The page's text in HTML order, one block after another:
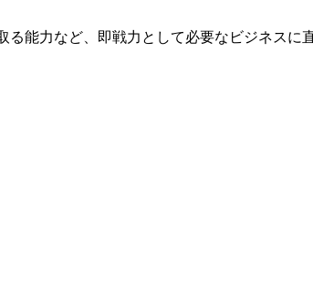
能力など、即戦力として必要なビジネスに